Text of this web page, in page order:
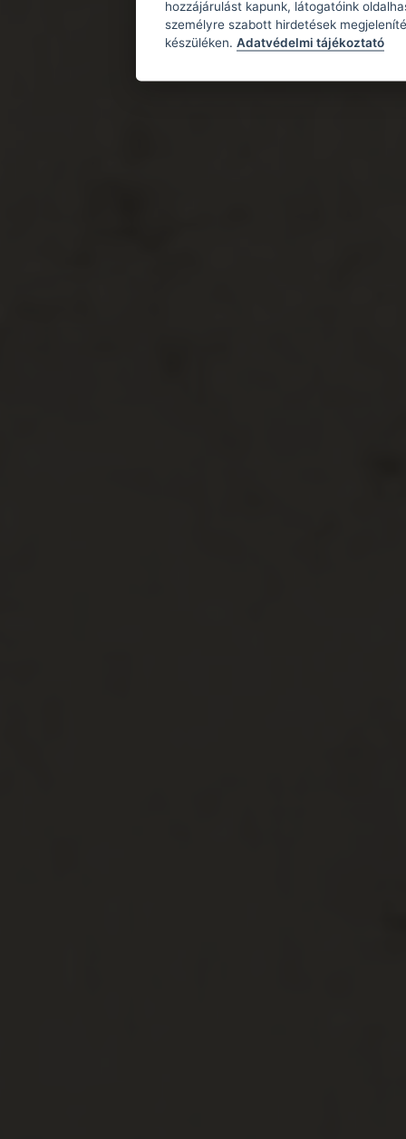
hozzájárulást kapunk, látogatóink
személyre szabott hirdetések
készüléken. Adatvédelmi tájékoztató